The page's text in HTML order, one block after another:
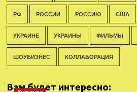
РФ РОССИИ РОССИЮ США
УКРАИНЕ УКРАИНЫ ФИЛЬМЫ
ШОУБИЗНЕС КОЛЛАБОРАЦИЯ
Вам будет интересно: